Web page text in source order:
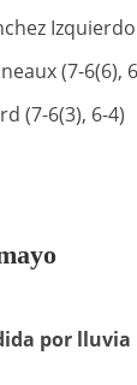
Izquierdo
(7-6(6),
(7-6(3), 6-4)
por lluvia